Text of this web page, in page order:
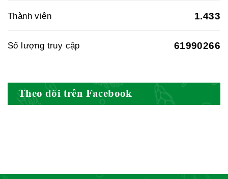
Hội Đông Y Việt Nam
Thành viên 1.433
Số lượng truy cập 61990266
Theo dõi trên Facebook